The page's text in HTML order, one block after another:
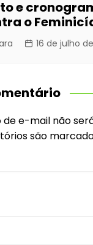
e
o
16 de julho
de e-mail não
são